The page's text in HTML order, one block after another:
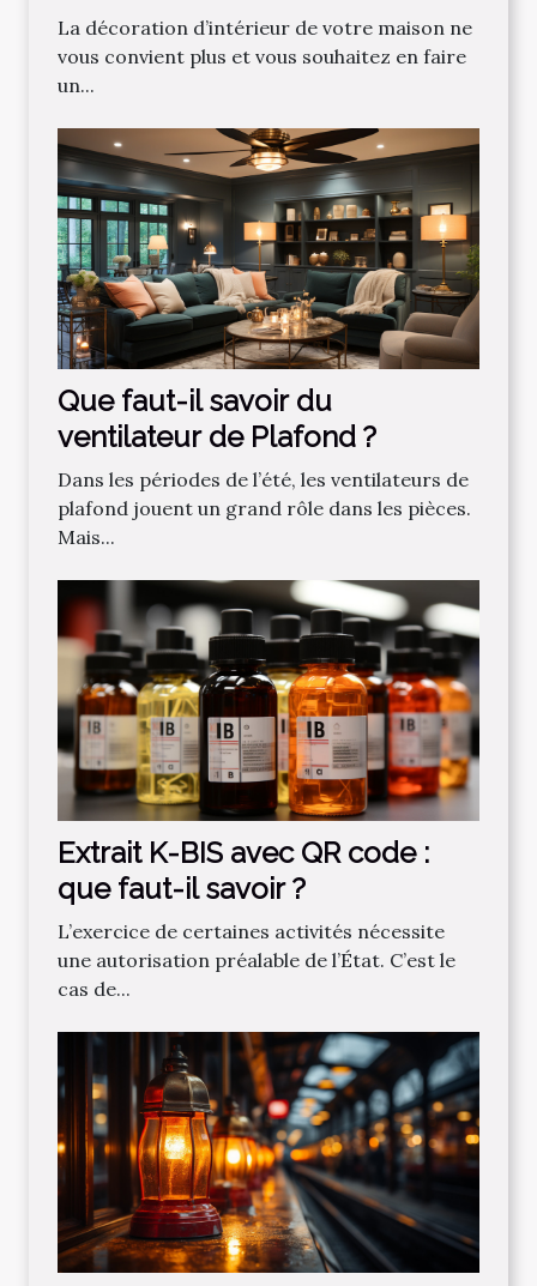
professionnel ?
La décoration d’intérieur de votre maison ne
vous convient plus et vous souhaitez en faire
un...
Que faut-il savoir du
ventilateur de Plafond ?
Dans les périodes de l’été, les ventilateurs de
plafond jouent un grand rôle dans les pièces.
Mais...
Extrait K-BIS avec QR code :
que faut-il savoir ?
L’exercice de certaines activités nécessite
une autorisation préalable de l’État. C’est le
cas de...